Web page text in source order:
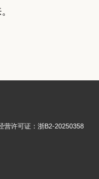
营许可证：浙B2-20250358